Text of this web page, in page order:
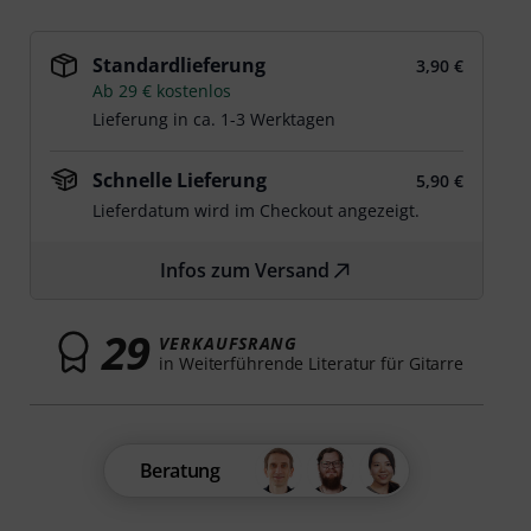
Standardlieferung
3,90 €
Ab 29 € kostenlos
Lieferung in ca. 1-3 Werktagen
Schnelle Lieferung
5,90 €
Lieferdatum wird im Checkout angezeigt.
Infos zum Versand
29 VERKAUFSRANG
in Weiterführende Literatur für Gitarre
Beratung